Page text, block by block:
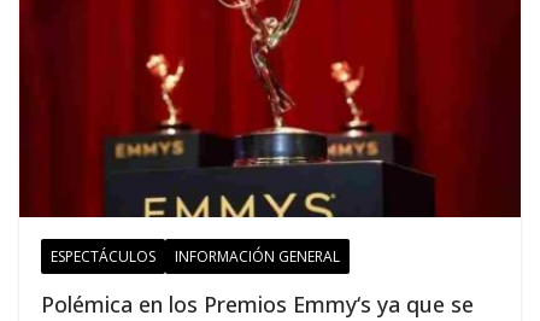
ESPECTÁCULOS INFORMACIÓN GENERAL
Polémica en los Premios Emmy‘s ya que se